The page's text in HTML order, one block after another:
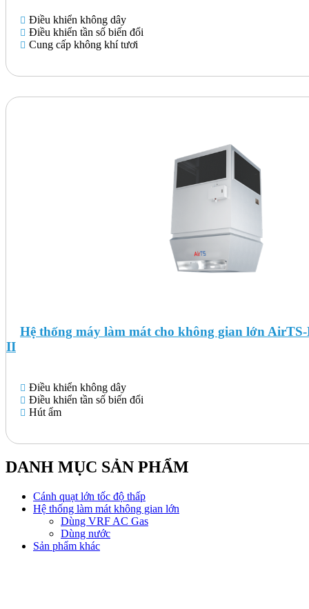
Điều khiển không dây
Điều khiển tần số biến đổi
Cung cấp không khí tươi
Hệ thống máy làm mát cho không gian lớn
II
Điều khiển không dây
Điều khiển tần số biến đổi
Hút ẩm
DANH MỤC SẢN PHẨM
Cánh quạt lớn tốc độ thấp
Hệ thống làm mát không gian lớn
Dùng VRF AC Gas
Dùng nước
Sản phẩm khác